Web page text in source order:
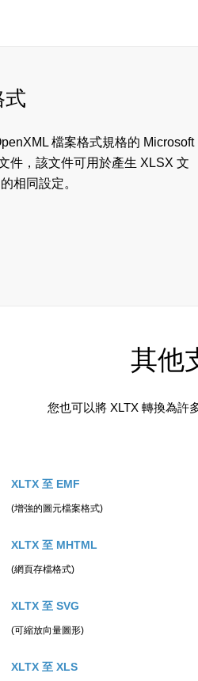
式
檔案格式規格的 Microsoft
件，該文件可用於產生 XLSX 文
相同設定。
其他
您也可以將 XLTX 轉換為許
XLTX 至 EMF
(增強的圖元檔案格式)
XLTX 至 MHTML
(網頁存檔格式)
XLTX 至 SVG
(可縮放向量圖形)
XLTX 至 XLS